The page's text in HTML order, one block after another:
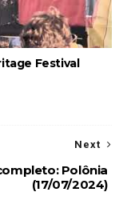
Festival
Next
Polônia
(17/07/2024)